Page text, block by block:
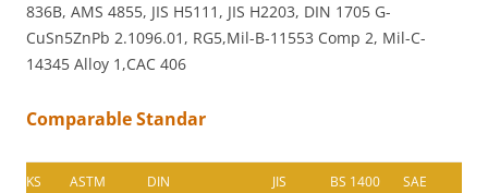
836B, AMS 4855, JIS H5111, JIS H2203, DIN 1705 G-
CuSn5ZnPb 2.1096.01, RG5,Mil-B-11553 Comp 2, Mil-C-
14345 Alloy 1,CAC 406
Comparable Standar
KS ASTM DIN JIS BS 1400 SAE